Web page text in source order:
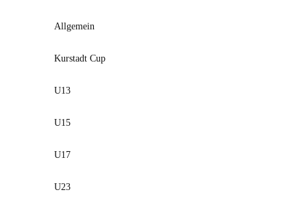
Allgemein
Kurstadt Cup
U13
U15
U17
U23